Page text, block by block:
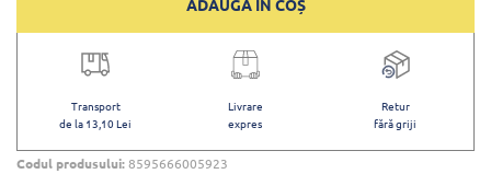
ADAUGĂ ÎN COȘ
Transport
de la 13,10 Lei
Livrare
expres
Retur
fără griji
Codul produsului:8595666005923